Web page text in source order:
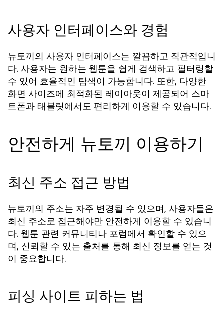
사용자 인터페이스와 경험
뉴토끼의 사용자 인터페이스는 깔끔하고 직관적입니
다. 사용자는 원하는 웹툰을 쉽게 검색하고 필터링할
수 있어 효율적인 탐색이 가능합니다. 또한, 다양한
화면 사이즈에 최적화된 레이아웃이 제공되어 스마
트폰과 태블릿에서도 편리하게 이용할 수 있습니다.
안전하게 뉴토끼 이용하기
최신 주소 접근 방법
뉴토끼의 주소는 자주 변경될 수 있으며, 사용자들은
최신 주소로 접근해야만 안전하게 이용할 수 있습니
다. 웹툰 관련 커뮤니티나 포럼에서 확인할 수 있으
며, 신뢰할 수 있는 출처를 통해 최신 정보를 얻는 것
이 중요합니다.
피싱 사이트 피하는 법